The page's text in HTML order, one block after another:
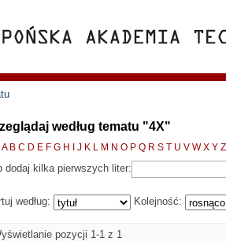
według tematu "4X"
A B C D E F G H J K L M N O P Q R S T U V W X Y Z
dodaj kilka pierwszych liter:
według: Kolejność:
pozycji 1-1 z 1